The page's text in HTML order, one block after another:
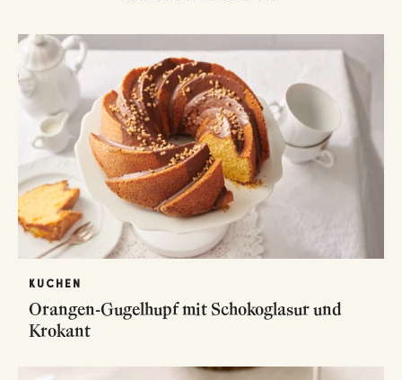
KUCHEN
Orangen-Gugelhupf mit Schokoglasur und
Krokant